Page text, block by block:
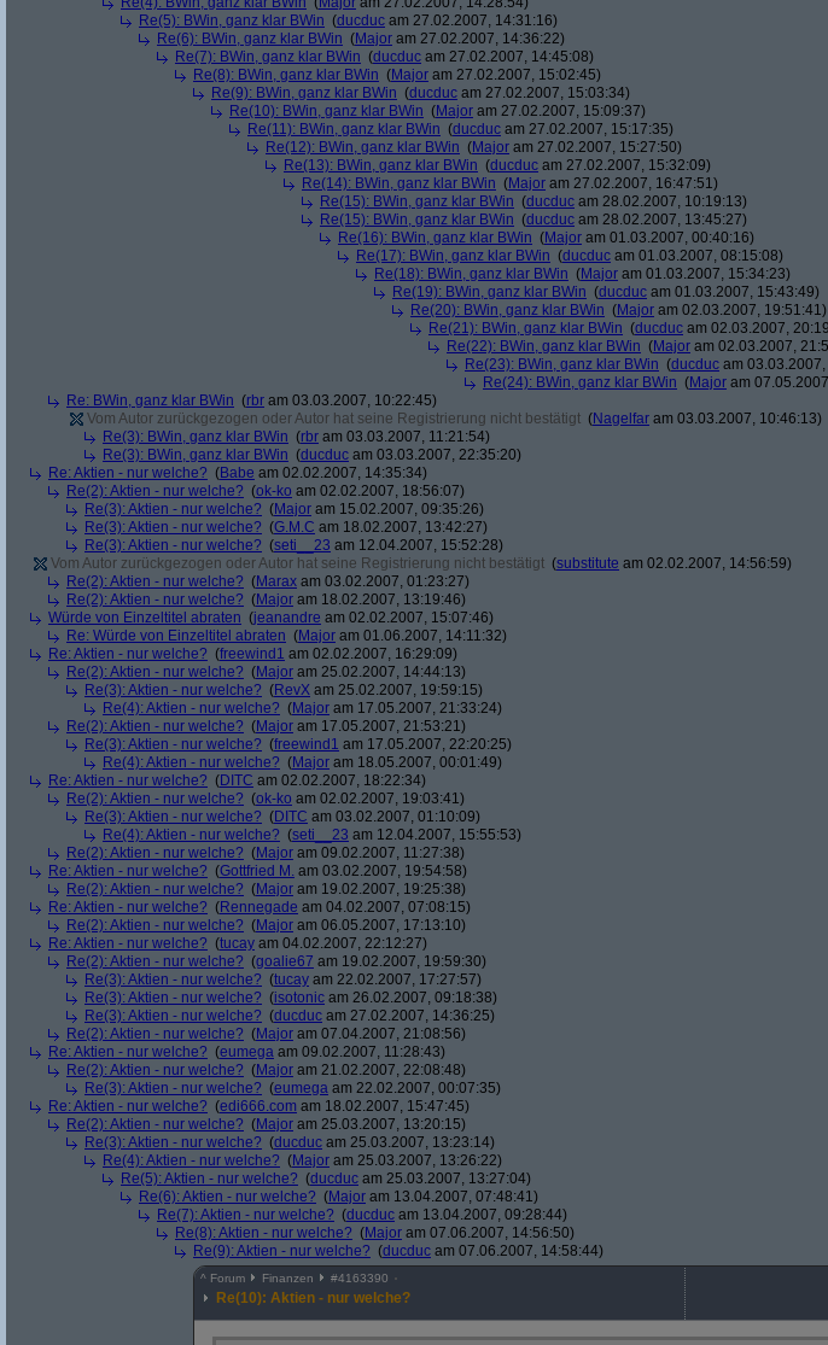
Re(5): BWin, ganz klar BWin (ducduc am 27.02.2007, 14:31:16)
Re(6): BWin, ganz klar BWin (Major am 27.02.2007, 14:36:22)
Re(7): BWin, ganz klar BWin (ducduc am 27.02.2007, 14:45:08)
Re(8): BWin, ganz klar BWin (Major am 27.02.2007, 15:02:45)
Re(9): BWin, ganz klar BWin (ducduc am 27.02.2007, 15:03:34)
Re(10): BWin, ganz klar BWin (Major am 27.02.2007, 15:09:37)
Re(11): BWin, ganz klar BWin (ducduc am 27.02.2007, 15:17:35)
Re(12): BWin, ganz klar BWin (Major am 27.02.2007, 15:27:50)
Re(13): BWin, ganz klar BWin (ducduc am 27.02.2007, 15:32:09)
Re(14): BWin, ganz klar BWin (Major am 27.02.2007, 16:47:51)
Re(15): BWin, ganz klar BWin (ducduc am 28.02.2007, 10:19:13)
Re(15): BWin, ganz klar BWin (ducduc am 28.02.2007, 13:45:27)
Re(16): BWin, ganz klar BWin (Major am 01.03.2007, 00:40:16)
Re(17): BWin, ganz klar BWin (ducduc am 01.03.2007, 08:15:08)
Re(18): BWin, ganz klar BWin (Major am 01.03.2007, 15:34:23)
Re(19): BWin, ganz klar BWin (ducduc am 01.03.2007, 15:43:49)
Re(20): BWin, ganz klar BWin (Major am 02.03.2007, 19:51:41)
Re(21): BWin, ganz klar BWin (ducduc am 02.03.2007,
Re(22): BWin, ganz klar BWin (Major am 02.03.2007,
Re(23): BWin, ganz klar BWin (ducduc am 03.03.2007,
Re(24): BWin, ganz klar BWin (Major am
Re: BWin, ganz klar BWin (rbr am 03.03.2007, 10:22:45)
Vom Autor zurückgezogen oder Autor hat seine Registrierung nicht bestätigt (Nagelfar am 03.03.2007, 10:46:13)
Re(3): BWin, ganz klar BWin (rbr am 03.03.2007, 11:21:54)
Re(3): BWin, ganz klar BWin (ducduc am 03.03.2007, 22:35:20)
Re: Aktien - nur welche? (Babe am 02.02.2007, 14:35:34)
Re(2): Aktien - nur welche? (ok-ko am 02.02.2007, 18:56:07)
Re(3): Aktien - nur welche? (Major am 15.02.2007, 09:35:26)
Re(3): Aktien - nur welche? (G.M.C am 18.02.2007, 13:42:27)
Re(3): Aktien - nur welche? (seti__23 am 12.04.2007, 15:52:28)
Vom Autor zurückgezogen oder Autor hat seine Registrierung nicht bestätigt (substitute am 02.02.2007, 14:56:59)
Re(2): Aktien - nur welche? (Marax am 03.02.2007, 01:23:27)
Re(2): Aktien - nur welche? (Major am 18.02.2007, 13:19:46)
Würde von Einzeltitel abraten (jeanandre am 02.02.2007, 15:07:46)
Re: Würde von Einzeltitel abraten (Major am 01.06.2007, 14:11:32)
Re: Aktien - nur welche? (freewind1 am 02.02.2007, 16:29:09)
Re(2): Aktien - nur welche? (Major am 25.02.2007, 14:44:13)
Re(3): Aktien - nur welche? (RevX am 25.02.2007, 19:59:15)
Re(4): Aktien - nur welche? (Major am 17.05.2007, 21:33:24)
Re(2): Aktien - nur welche? (Major am 17.05.2007, 21:53:21)
Re(3): Aktien - nur welche? (freewind1 am 17.05.2007, 22:20:25)
Re(4): Aktien - nur welche? (Major am 18.05.2007, 00:01:49)
Re: Aktien - nur welche? (DITC am 02.02.2007, 18:22:34)
Re(2): Aktien - nur welche? (ok-ko am 02.02.2007, 19:03:41)
Re(3): Aktien - nur welche? (DITC am 03.02.2007, 01:10:09)
Re(4): Aktien - nur welche? (seti__23 am 12.04.2007, 15:55:53)
Re(2): Aktien - nur welche? (Major am 09.02.2007, 11:27:38)
Re: Aktien - nur welche? (Gottfried M. am 03.02.2007, 19:54:58)
Re(2): Aktien - nur welche? (Major am 19.02.2007, 19:25:38)
Re: Aktien - nur welche? (Rennegade am 04.02.2007, 07:08:15)
Re(2): Aktien - nur welche? (Major am 06.05.2007, 17:13:10)
Re: Aktien - nur welche? (tucay am 04.02.2007, 22:12:27)
Re(2): Aktien - nur welche? (goalie67 am 19.02.2007, 19:59:30)
Re(3): Aktien - nur welche? (tucay am 22.02.2007, 17:27:57)
Re(3): Aktien - nur welche? (isotonic am 26.02.2007, 09:18:38)
Re(3): Aktien - nur welche? (ducduc am 27.02.2007, 14:36:25)
Re(2): Aktien - nur welche? (Major am 07.04.2007, 21:08:56)
Re: Aktien - nur welche? (eumega am 09.02.2007, 11:28:43)
Re(2): Aktien - nur welche? (Major am 21.02.2007, 22:08:48)
Re(3): Aktien - nur welche? (eumega am 22.02.2007, 00:07:35)
Re: Aktien - nur welche? (edi666.com am 18.02.2007, 15:47:45)
Re(2): Aktien - nur welche? (Major am 25.03.2007, 13:20:15)
Re(3): Aktien - nur welche? (ducduc am 25.03.2007, 13:23:14)
Re(4): Aktien - nur welche? (Major am 25.03.2007, 13:26:22)
Re(5): Aktien - nur welche? (ducduc am 25.03.2007, 13:27:04)
Re(6): Aktien - nur welche? (Major am 13.04.2007, 07:48:41)
Re(7): Aktien - nur welche? (ducduc am 13.04.2007, 09:28:44)
Re(8): Aktien - nur welche? (Major am 07.06.2007, 14:56:50)
Re(9): Aktien - nur welche? (ducduc am 07.06.2007, 14:58:44)
^ Forum Finanzen #4163390
Re(10): Aktien - nur welche?